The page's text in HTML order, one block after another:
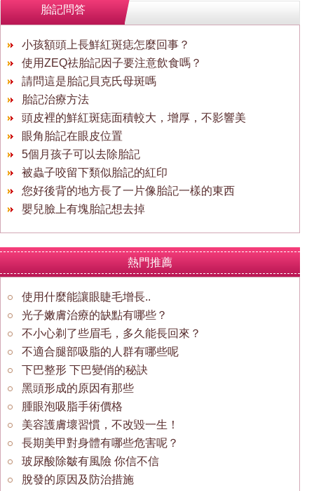
胎記問答
小孩額頭上長鮮紅斑痣怎麼回事？
使用ZEQ祛胎記因子要注意飲食嗎？
請問這是胎記貝克氏母斑嗎
胎記治療方法
頭皮裡的鮮紅斑痣面積較大，增厚，不影響美
眼角胎記在眼皮位置
5個月孩子可以去除胎記
被蟲子咬留下類似胎記的紅印
您好後背的地方長了一片像胎記一樣的東西
嬰兒臉上有塊胎記想去掉
熱門推薦
使用什麼能讓眼睫毛增長..
光子嫩膚治療的缺點有哪些？
不小心剃了些眉毛，多久能長回來？
不適合腿部吸脂的人群有哪些呢
下巴整形 下巴變俏的秘訣
黑頭形成的原因有那些
腫眼泡吸脂手術價格
美容護膚壞習慣，不改毀一生！
長期美甲對身體有哪些危害呢？
玻尿酸除皺有風險 你信不信
脫發的原因及防治措施